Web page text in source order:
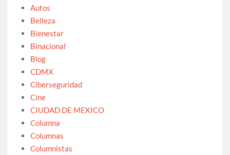
Autos
Belleza
Bienestar
Binacional
Blog
CDMX
Ciberseguridad
Cine
CIUDAD DE MEXICO
Columna
Columnas
Columnistas